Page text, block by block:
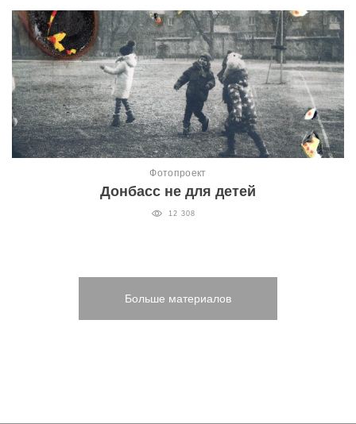
Фотопроект
Донбасс не для детей
12 308
Больше материалов